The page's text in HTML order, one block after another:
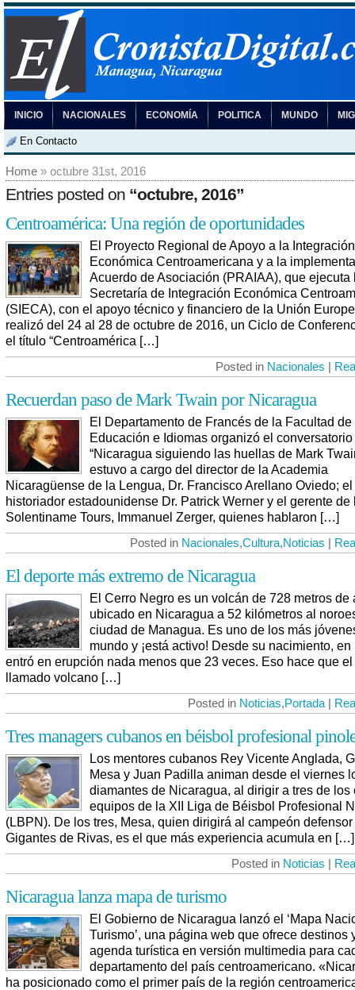
INICIO NACIONALES ECONOMÍA POLITICA MUNDO
En Contacto
Home » octubre 31st, 2016
Entries posted on “octubre, 2016”
Centroamérica: Una región de oportunidades
El Proyecto Regional de Apoyo a la Integración
Económica Centroamericana y a la
Acuerdo de Asociación (PRAIAA), que ejecuta
Secretaría de Integración Económica
(SIECA), con el apoyo técnico y financiero de la Unión
realizó del 24 al 28 de octubre de 2016, un Ciclo de
el título “Centroamérica […]
Posted in Nacionales |
Recuerdan paso de Mark Twain por Nicaragua
El Departamento de Francés de la Facultad de
Educación e Idiomas organizó el conversatorio
“Nicaragua siguiendo las huellas de Mark
estuvo a cargo del director de la Academia
Nicaragüense de la Lengua, Dr. Francisco Arellano Oviedo; el
historiador estadounidense Dr. Patrick Werner y el gerente de
Solentiname Tours, Immanuel Zerger, quienes hablaron […]
Posted in Nacionales,Cultura,Noticias |
El deporte más extremo de Nicaragua
El Cerro Negro es un volcán de 728 metros de
ubicado en Nicaragua a 52 kilómetros al
ciudad de Managua. Es uno de los más
mundo y ¡está activo! Desde su nacimiento, en
entró en erupción nada menos que 23 veces. Eso hace que
llamado volcano […]
Posted in Noticias,Portada |
Tres managers cubanos en béisbol profesional
Los mentores cubanos Rey Vicente Anglada,
Mesa y Juan Padilla animan desde el viernes
diamantes de Nicaragua, al dirigir a tres de los
equipos de la XII Liga de Béisbol Profesional
(LBPN). De los tres, Mesa, quien dirigirá al campeón defensor
Gigantes de Rivas, es el que más experiencia acumula en […]
Posted in Noticias |
Nicaragua lanza mapa de turismo
El Gobierno de Nicaragua lanzó el ‘Mapa
Turismo’, una página web que ofrece destinos
agenda turística en versión multimedia para
departamento del país centroamericano.
ha posicionado como el primer país de la región